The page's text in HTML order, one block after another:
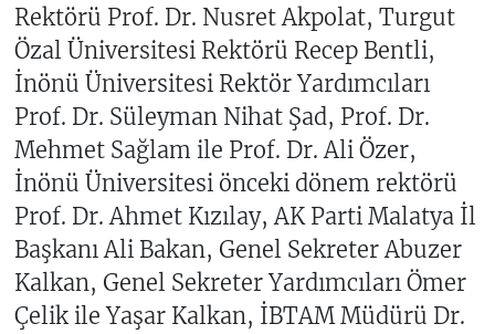
Rektörü Prof. Dr. Nusret Akpolat, Turgut
Özal Üniversitesi Rektörü Recep Bentli,
İnönü Üniversitesi Rektör Yardımcıları
Prof. Dr. Süleyman Nihat Şad, Prof. Dr.
Mehmet Sağlam ile Prof. Dr. Ali Özer,
İnönü Üniversitesi önceki dönem rektörü
Prof. Dr. Ahmet Kızılay, AK Parti Malatya İl
Başkanı Ali Bakan, Genel Sekreter Abuzer
Kalkan, Genel Sekreter Yardımcıları Ömer
Çelik ile Yaşar Kalkan, İBTAM Müdürü Dr.